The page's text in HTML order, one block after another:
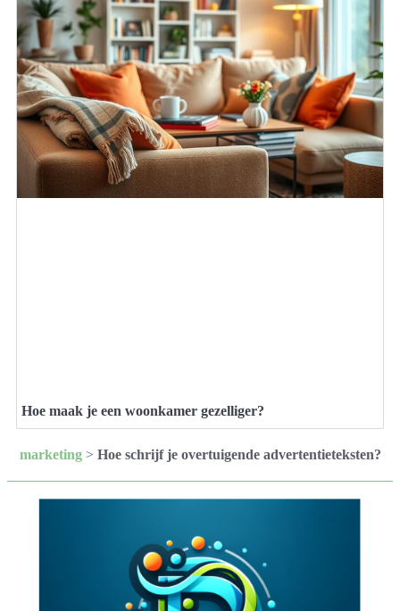
Hoe maak je een woonkamer gezelliger?
marketing> Hoe schrijf je overtuigende advertentieteksten?